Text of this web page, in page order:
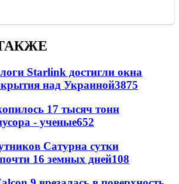
Starlink достигли окна
над Украиной3875
17 тысяч тонн
- ученые652
Сатурна сутки
16 земных дней108